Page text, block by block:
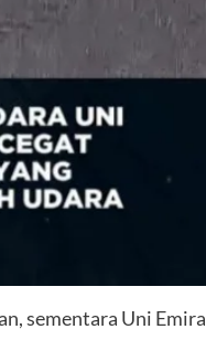
sementara Uni